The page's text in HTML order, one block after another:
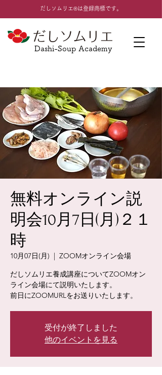
​だしソムリエ®は登録商標です。
Dashi-Soup Academy
無料オンライン説
明会10月7日(月)２１
時
10月07日(月)
  |
ZOOMオンライン会場
だしソムリエ養成講座についてZOOMオン
ライン会場にて説明いたします。
前日にZOOMURLをお送りいたします。
受付が終了しました
他のイベントを見る